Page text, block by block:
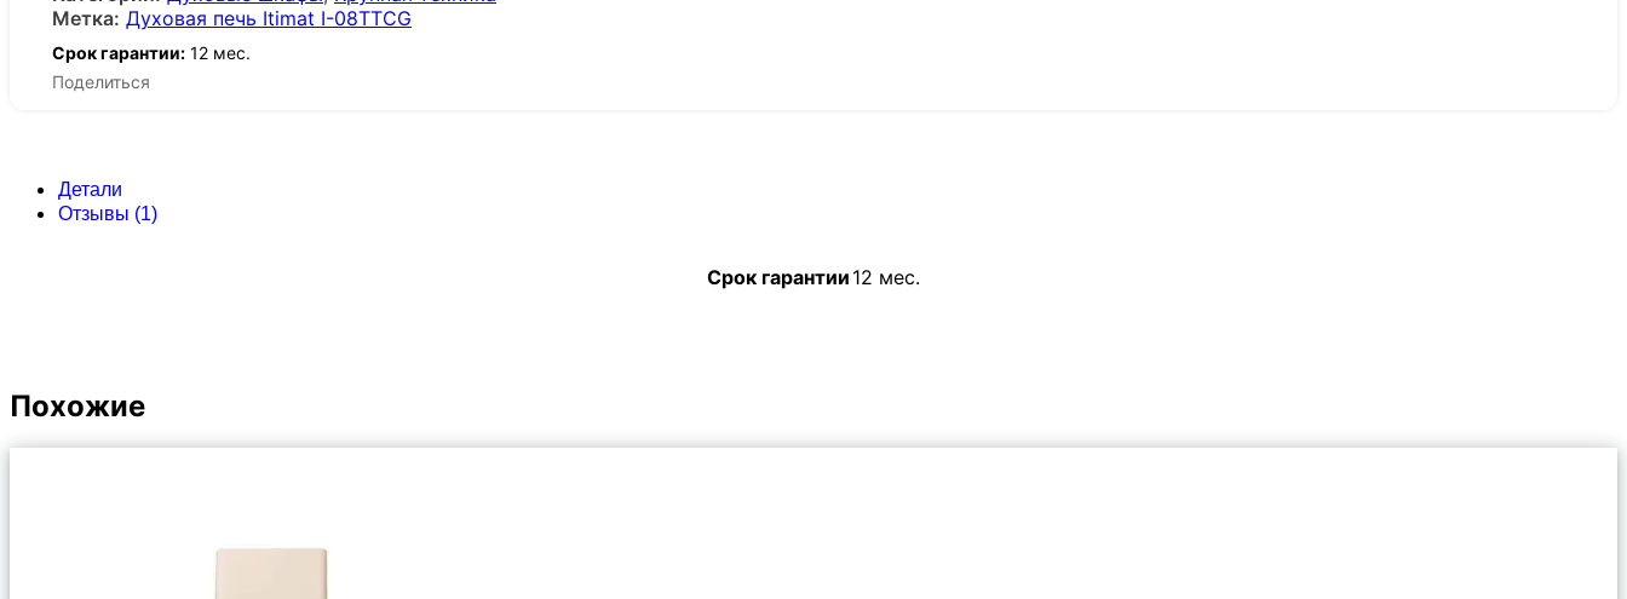
Метка: Духовая печь Itimat I-08TTCG
Срок гарантии: 12 мес.
Поделиться
Детали
Отзывы (1)
Срок гарантии 12 мес.
Похожие